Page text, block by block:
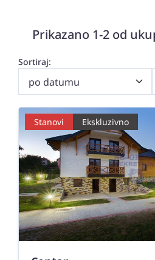
Prikazano 1-2 od
Sortiraj:
po datumu
Stanovi Ekskluzivno